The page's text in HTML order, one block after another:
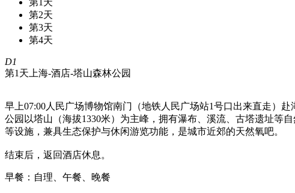
第2天
第3天
第4天
D1
第1天 上海-酒店-塔山森林公园
早上07:00人民广场博物馆南门（地铁人民广场站1号口出来直走）
公园以塔山（海拔1330米）为主峰，拥有瀑布、溪流、古塔遗址等
等设施，兼具生态保护与休闲游览功能，是城市近郊的天然氧吧。
结束后，返回酒店休息。
早餐：自理、午餐、晚餐